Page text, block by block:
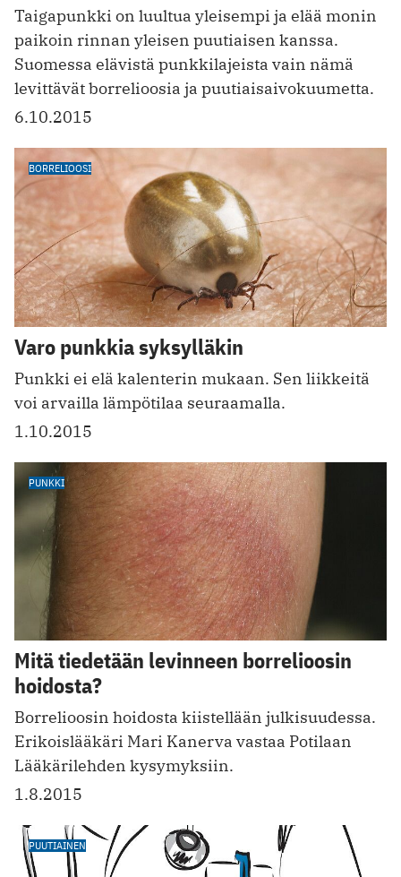
Taigapunkki on luultua yleisempi ja elää monin
paikoin rinnan yleisen puutiaisen kanssa.
Suomessa elävistä punkkilajeista vain nämä
levittävät borrelioosia ja puutiaisaivokuumetta.
6.10.2015
BORRELIOOSI
Varo punkkia syksylläkin
Punkki ei elä kalenterin mukaan. Sen liikkeitä
voi arvailla lämpötilaa seuraamalla.
1.10.2015
PUNKKI
Mitä tiedetään levinneen borrelioosin
hoidosta?
Borrelioosin hoidosta kiistellään julkisuudessa.
Erikoislääkäri Mari Kanerva vastaa Potilaan
Lääkärilehden kysymyksiin.
1.8.2015
PUUTIAINEN